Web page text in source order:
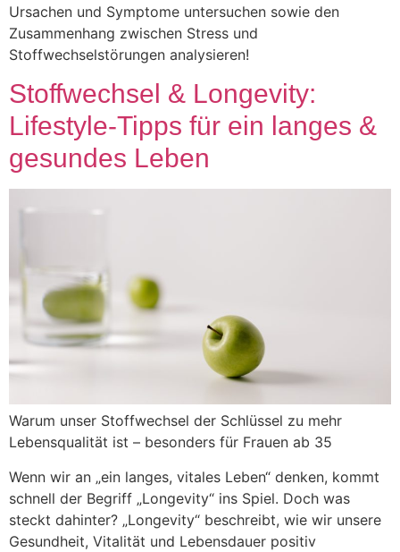
Ursachen und Symptome untersuchen sowie den
Zusammenhang zwischen Stress und
Stoffwechselstörungen analysieren!
Stoffwechsel & Longevity:
Lifestyle-Tipps für ein langes &
gesundes Leben
Warum unser Stoffwechsel der Schlüssel zu mehr
Lebensqualität ist – besonders für Frauen ab 35
Wenn wir an „ein langes, vitales Leben“ denken, kommt
schnell der Begriff „Longevity“ ins Spiel. Doch was
steckt dahinter? „Longevity“ beschreibt, wie wir unsere
Gesundheit, Vitalität und Lebensdauer positiv